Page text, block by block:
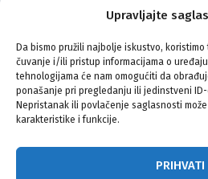
Upravljajte
Da bismo pružili najbolje iskustvo,
čuvanje i/ili pristup informacijama o
tehnologijama će nam omogućiti da
ponašanje pri pregledanju ili jedinstveni
Nepristanak ili povlačenje saglasnosti
karakteristike i funkcije.
PRIHVATI
Održan radni sastanak s
Istre